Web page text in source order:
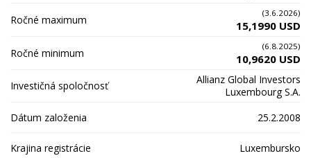
Ročné maximum (3.6.2026)
15,1990 USD
Ročné minimum (6.8.2025)
10,9620 USD
Investičná spoločnosť
Allianz Global Investors
Luxembourg S.A.
Dátum založenia
25.2.2008
Krajina registrácie Luxembursko